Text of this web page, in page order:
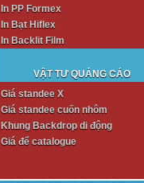
In PP Formex
In Bạt Hiflex
In Backlit Film
VẬT TƯ QUẢNG CÁO
Giá standee X
Giá standee cuốn nhôm
Khung Backdrop di động
Giá để catalogue